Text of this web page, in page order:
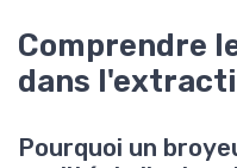
Comprendre
dans
Pourquoi un